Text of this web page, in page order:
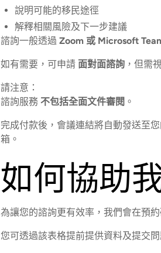
說明可能的移民途徑
解釋相關風險及下一步建議
諮詢一般透過 Zoom 或 Microsoft
如有需要，可申請 面對面諮詢 ，但需
請注意：
諮詢服務 不包括全面文件審閱 。
完成付款後，會議連結將自動發送至
箱。
如何協助
為讓您的諮詢更有效率，我們會在預
您可透過該表格提前提供資料及提交問